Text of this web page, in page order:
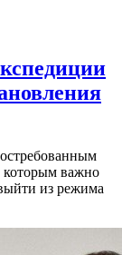
которым важно
из режима